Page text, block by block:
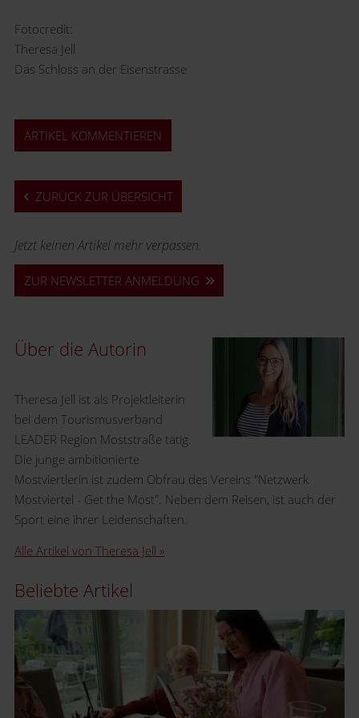
Fotocredit:
Theresa Jell
Das Schloss an der Eisenstrasse
ARTIKEL KOMMENTIEREN
ZURÜCK ZUR ÜBERSICHT
Jetzt keinen Artikel mehr verpassen.
ZUR NEWSLETTER ANMELDUNG
Über die Autorin
Theresa Jell ist als Projektleiterin
bei dem Tourismusverband
LEADER Region Moststraße tätig.
Die junge ambitionierte
Mostviertlerin ist zudem Obfrau des Vereins "Netzwerk
Mostviertel - Get the Most". Neben dem Reisen, ist auch der
Sport eine ihrer Leidenschaften.
Alle Artikel von Theresa Jell »
Beliebte Artikel